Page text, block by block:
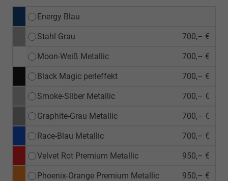
Energy Blau
Stahl Grau 700,– €
Moon-Weiß Metallic 700,– €
Black Magic perleffekt 700,– €
Smoke-Silber Metallic 700,– €
Graphite-Grau Metallic 700,– €
Race-Blau Metallic 700,– €
Velvet Rot Premium Metallic 950,– €
Phoenix-Orange Premium Metallic 950,– €